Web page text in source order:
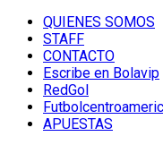
QUIENES SOMOS
STAFF
CONTACTO
Escribe en Bolavip
RedGol
APUESTAS